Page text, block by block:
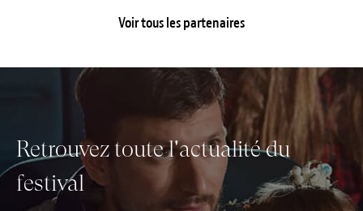
Voir tous les partenaires
Retrouvez toute l'actualité du
festival